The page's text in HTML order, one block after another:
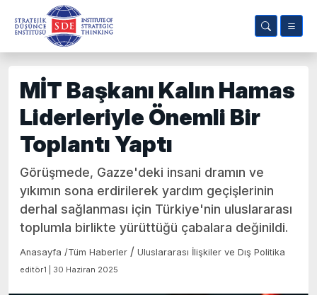
MİT Başkanı Kalın Hamas
Liderleriyle Önemli Bir
Toplantı Yaptı
Görüşmede, Gazze'deki insani dramın ve
yıkımın sona erdirilerek yardım geçişlerinin
derhal sağlanması için Türkiye'nin uluslararası
toplumla birlikte yürüttüğü çabalara değinildi.
Anasayfa /Tüm Haberler / Uluslararası İlişkiler ve Dış Politika
editör1 | 30 Haziran 2025